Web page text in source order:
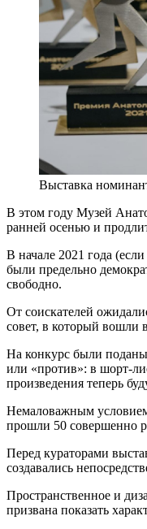
Выставка
В этом году Музей
ранней осенью и
В начале 2021 года
были предельно
свободно.
От соискателей
совет, в который вошли
На конкурс были поданы
или «против»: в шорт-
произведения теперь
Немаловажным
прошли 50 совершенно
Перед кураторами
создавались
Пространственное и
призвана показать